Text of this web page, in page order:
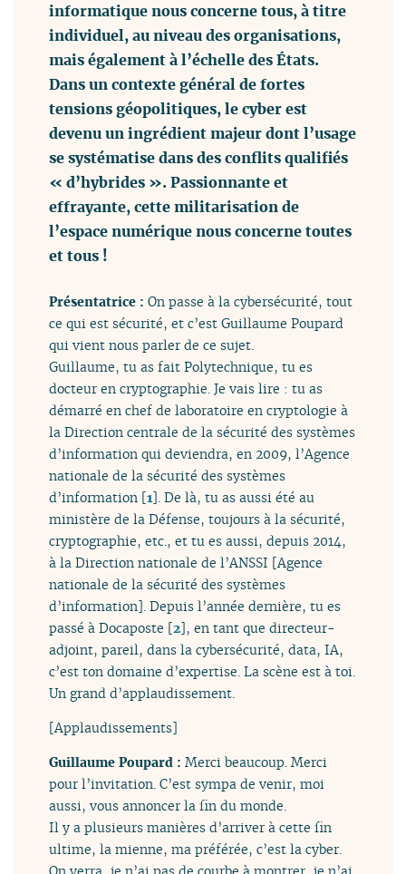
informatique nous concerne tous, à titre
individuel, au niveau des organisations,
mais également à l’échelle des États.
Dans un contexte général de fortes
tensions géopolitiques, le cyber est
devenu un ingrédient majeur dont l’usage
se systématise dans des conflits qualifiés
« d’hybrides ». Passionnante et
effrayante, cette militarisation de
l’espace numérique nous concerne toutes
et tous !
Présentatrice :On passe à la cybersécurité, tout
ce qui est sécurité, et c’est Guillaume Poupard
qui vient nous parler de ce sujet.
Guillaume, tu as fait Polytechnique, tu es
docteur en cryptographie. Je vais lire : tu as
démarré en chef de laboratoire en cryptologie à
la Direction centrale de la sécurité des systèmes
d’information qui deviendra, en 2009, l’Agence
nationale de la sécurité des systèmes
d’information [1] . De là, tu as aussi été au
ministère de la Défense, toujours à la sécurité,
cryptographie, etc., et tu es aussi, depuis 2014,
à la Direction nationale de l’ANSSI [Agence
nationale de la sécurité des systèmes
d’information]. Depuis l’année dernière, tu es
passé à Docaposte [2], en tant que directeur-
adjoint, pareil, dans la cybersécurité, data, IA,
c’est ton domaine d’expertise. La scène est à toi.
Un grand d’applaudissement.
[Applaudissements]
Guillaume Poupard :Merci beaucoup. Merci
pour l’invitation. C’est sympa de venir, moi
aussi, vous annoncer la fin du monde.
Il y a plusieurs manières d’arriver à cette fin
ultime, la mienne, ma préférée, c’est la cyber.